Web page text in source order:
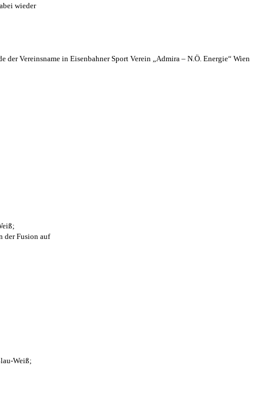
wieder
der Vereinsname in Eisenbahner Sport Verein „Admira – N.Ö. Energie“ Wien
der Fusion auf
Weiß;